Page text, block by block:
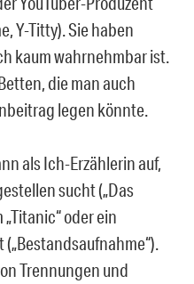
Y-Titty). Sie haben
kaum wahrnehmbar ist.
die man auch
legen könnte.
als Ich-Erzählerin auf,
sucht („Das
oder ein
Trennungen und